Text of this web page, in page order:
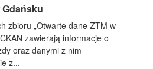
Gdańsku
zbioru „Otwarte dane ZTM w
zawierają informacje o
oraz danymi z nim
z...